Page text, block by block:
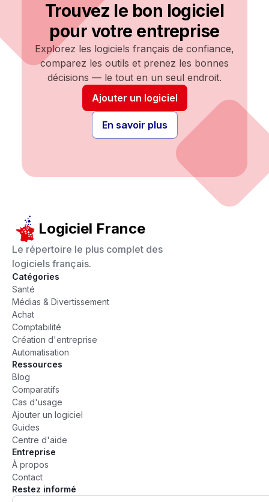
Trouvez le bon logiciel
pour votre entreprise
Explorez les logiciels français de confiance,
comparez les outils et prenez les bonnes
décisions — le tout en un seul endroit.
Ajouter un logiciel
En savoir plus
Logiciel France
Le répertoire le plus complet des
logiciels français.
Catégories
Santé
Médias & Divertissement
Achat
Comptabilité
Création d'entreprise
Automatisation
Ressources
Blog
Comparatifs
Cas d'usage
Ajouter un logiciel
Guides
Centre d'aide
Entreprise
À propos
Contact
Restez informé